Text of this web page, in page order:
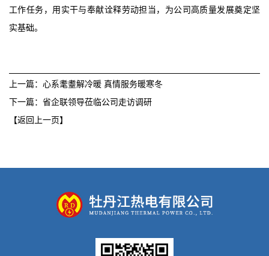
工作任务，用实干与奉献诠释劳动担当，为公司高质量发展奠定坚
实基础。
上一篇：心系耄耋解冷暖 真情服务暖寒冬
下一篇：省企联领导莅临公司走访调研
【返回上一页】